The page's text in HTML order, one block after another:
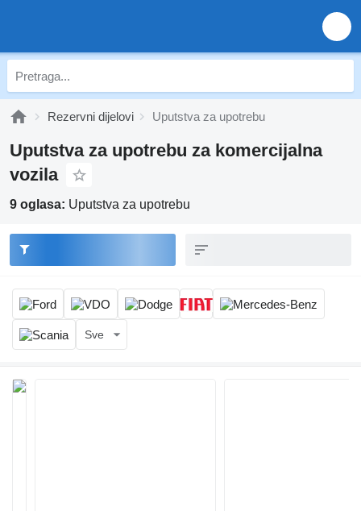
Rezervni dijelovi Uputstva za upotrebu
Uputstva za upotrebu za komercijalna
vozila
9 oglasa: Uputstva za upotrebu
Sve